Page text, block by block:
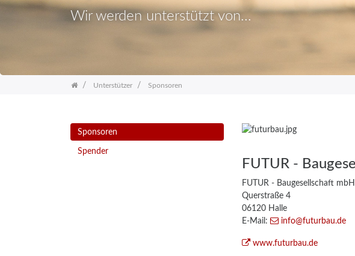
Wir werden unterstützt von...
Unterstützer Sponsoren
Sponsoren
Spender
FUTUR -
FUTUR - Baugesellschaft mbH
Querstraße 4
06120 Halle
E-Mail:
info@futurbau.de
www.futurbau.de